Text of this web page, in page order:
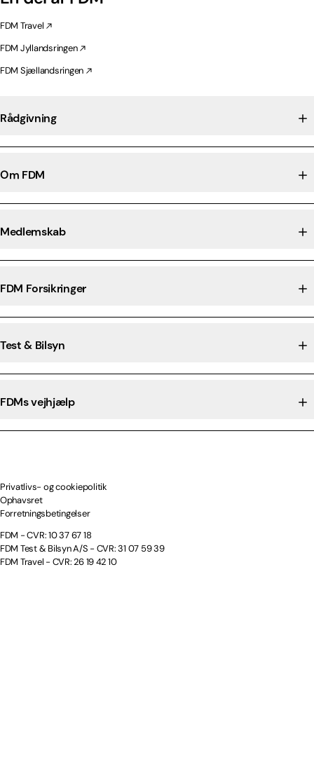
FDM Travel
FDM Jyllandsringen
FDM Sjællandsringen
Rådgivning
Om FDM
Medlemskab
FDM Forsikringer
Test & Bilsyn
FDMs vejhjælp
Privatlivs- og cookiepolitik
Ophavsret
Forretningsbetingelser
FDM - CVR: 10 37 67 18
FDM Test & Bilsyn A/S - CVR: 31 07 59 39
FDM Travel - CVR: 26 19 42 10